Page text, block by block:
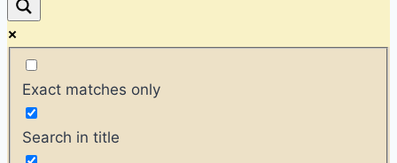
Exact matches only
Search in title